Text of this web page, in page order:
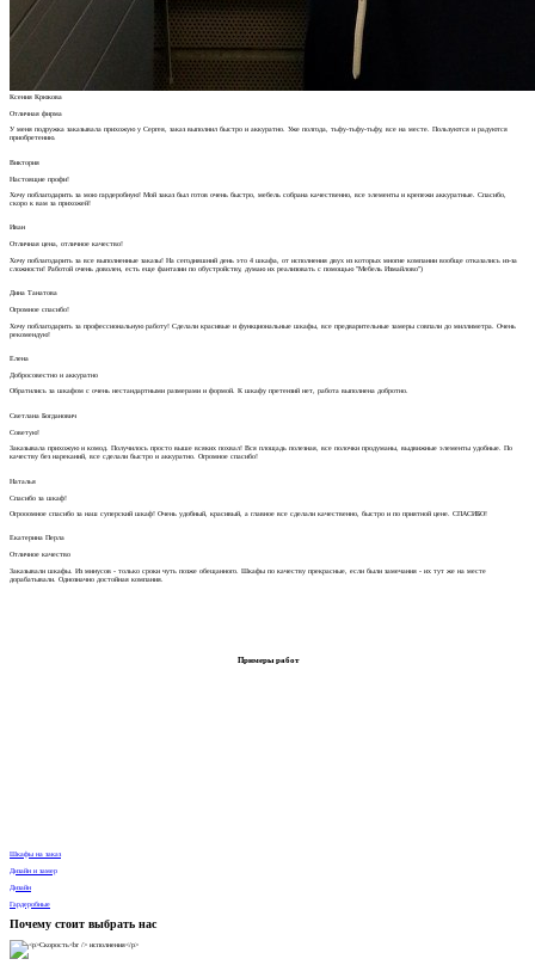
Ксения Крюкова
Отличная фирма
У меня подружка заказывала прихожую у Сергея, заказ выполнил быстро и аккуратно. Уже полгода, тьфу-тьфу-тьфу, все на месте. Пользуются и радуются
приобретению.
Виктория
Настоящие профи!
Хочу поблагодарить за мою гардеробную! Мой заказ был готов очень быстро, мебель собрана качественно, все элементы и крепежи аккуратные. Спасибо,
скоро к вам за прихожей!
Иван
Отличная цена, отличное качество!
Хочу поблагодарить за все выполненные заказы! На сегодняшний день это 4 шкафа, от исполнения двух из которых многие компании вообще отказались из-за
сложности! Работой очень доволен, есть еще фантазии по обустройству, думаю их реализовать с помощью "Мебель Измайлово")
Дина Танатова
Огромное спасибо!
Хочу поблагодарить за профессиональную работу! Сделали красивые и функциональные шкафы, все предварительные замеры совпали до миллиметра. Очень
рекомендую!
Елена
Добросовестно и аккуратно
Обратились за шкафом с очень нестандартными размерами и формой. К шкафу претензий нет, работа выполнена добротно.
Светлана Богданович
Советую!
Заказывала прихожую и комод. Получилось просто выше всяких похвал! Вся площадь полезная, все полочки продуманы, выдвижные элементы удобные. По
качеству без нареканий, все сделали быстро и аккуратно. Огромное спасибо!
Наталья
Спасибо за шкаф!
Огрооомное спасибо за наш суперский шкаф! Очень удобный, красивый, а главное все сделали качественно, быстро и по приятной цене. СПАСИБО!
Екатерина Перла
Отличное качество
Заказывали шкафы. Из минусов - только сроки чуть позже обещанного. Шкафы по качеству прекрасные, если были замечания - их тут же на месте
дорабатывали. Однозначно достойная компания.
Примеры работ
Шкафы на заказ
Дизайн и замер
Дизайн
Гардеробные
Почему стоит выбрать нас